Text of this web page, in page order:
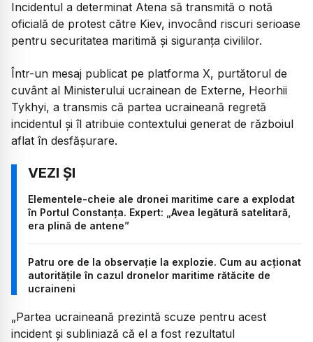
Incidentul a determinat Atena să transmită o notă
oficială de protest către Kiev, invocând riscuri serioase
pentru securitatea maritimă și siguranța civililor.
Într-un mesaj publicat pe platforma X, purtătorul de
cuvânt al Ministerului ucrainean de Externe, Heorhii
Tykhyi, a transmis că partea ucraineană regretă
incidentul și îl atribuie contextului generat de războiul
aflat în desfășurare.
Elementele-cheie ale dronei maritime care a explodat
în Portul Constanța. Expert: „Avea legătură satelitară,
era plină de antene”
Patru ore de la observație la explozie. Cum au acționat
autoritățile în cazul dronelor maritime rătăcite de
ucraineni
„Partea ucraineană prezintă scuze pentru acest
incident și subliniază că el a fost rezultatul